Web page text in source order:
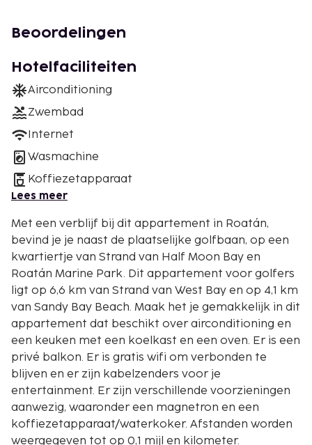
Beoordelingen
Hotelfaciliteiten
Airconditioning
Zwembad
Internet
Wasmachine
Koffiezetapparaat
Lees meer
Met een verblijf bij dit appartement in Roatán,
bevind je je naast de plaatselijke golfbaan, op een
kwartiertje van Strand van Half Moon Bay en
Roatán Marine Park. Dit appartement voor golfers
ligt op 6,6 km van Strand van West Bay en op 4,1 km
van Sandy Bay Beach. Maak het je gemakkelijk in dit
appartement dat beschikt over airconditioning en
een keuken met een koelkast en een oven. Er is een
privé balkon. Er is gratis wifi om verbonden te
blijven en er zijn kabelzenders voor je
entertainment. Er zijn verschillende voorzieningen
aanwezig, waaronder een magnetron en een
koffiezetapparaat/waterkoker. Afstanden worden
weergegeven tot op 0,1 mijl en kilometer.